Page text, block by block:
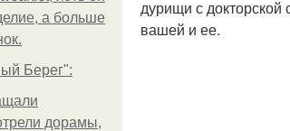
а больше
Берег":
дорамы,
дурищи с
вашей и ее.